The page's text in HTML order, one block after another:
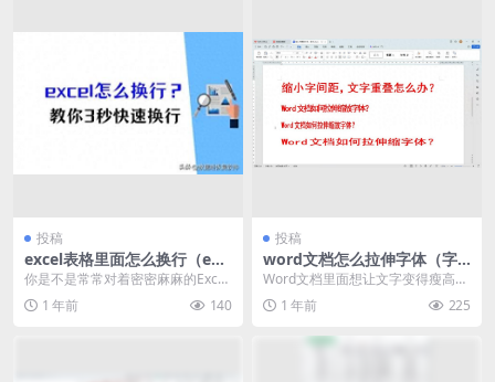
投稿
excel表格里面怎么换行（exc
el表格换行教程）
你是不是常常对着密密麻麻的Excel
表格，想要仔细整理一下，却束手
无策？exce...
1 年前 140
投稿
word文档怎么拉伸字体（字
体拉长方法）
Word文档里面想让文字变得瘦高，
或者宽扁怎么操作？使用字体里面
的缩放可以实现。...
1 年前 225